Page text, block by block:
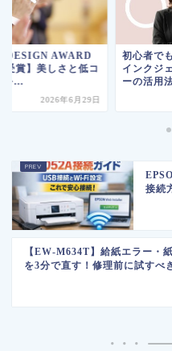
DESIGN AWARD
受賞】美しさと低コ
を...
2026年6月29日
初心者で
インクジ
ーの活用
接続
【EW-M634T】給紙エラー・
を3分で直す！修理前に試すべ